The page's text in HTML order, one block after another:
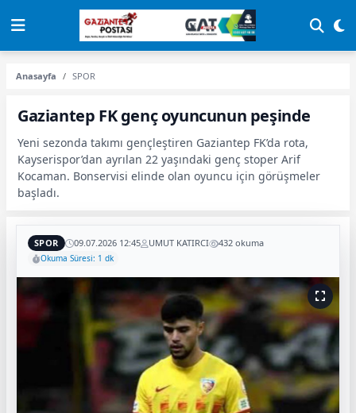
Anasayfa SPOR
Gaziantep FK genç oyuncunun peşinde
Yeni sezonda takımı gençleştiren Gaziantep FK’da rota,
Kayserispor’dan ayrılan 22 yaşındaki genç stoper Arif
Kocaman. Bonservisi elinde olan oyuncu için görüşmeler
başladı.
SPOR 09.07.2026 12:45 UMUT KATIRCI 432 okuma
Okuma Süresi: 1 dk